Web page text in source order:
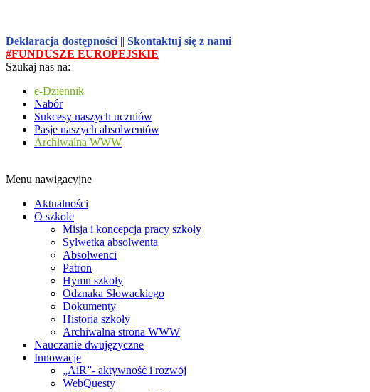
Deklaracja dostępności || Skontaktuj się z nami
#FUNDUSZE EUROPEJSKIE
Szukaj nas na:
e-Dziennik
Nabór
Sukcesy naszych uczniów
Pasje naszych absolwentów
Archiwalna WWW
Menu nawigacyjne
Aktualności
O szkole
Misja i koncepcja pracy szkoły
Sylwetka absolwenta
Absolwenci
Patron
Hymn szkoły
Odznaka Słowackiego
Dokumenty
Historia szkoły
Archiwalna strona WWW
Nauczanie dwujęzyczne
Innowacje
„AiR”- aktywność i rozwój
WebQuesty